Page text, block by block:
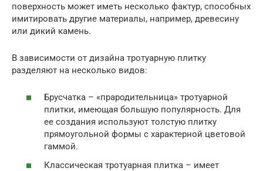
поверхность может иметь несколько фактур, способных
имитировать другие материалы, например, древесину
или дикий камень.
В зависимости от дизайна тротуарную плитку
разделяют на несколько видов:
Брусчатка – «прародительница» тротуарной
плитки, имеющая большую популярность. Для
ее создания используют толстую плитку
прямоугольной формы с характерной цветовой
гаммой.
Классическая тротуарная плитка – имеет